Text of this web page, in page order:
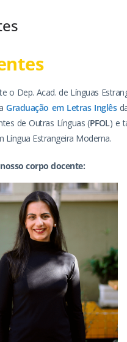
o Dep. Acad. de Línguas
Graduação em Letras Inglês
de Outras Línguas (PFOL) e
Língua Estrangeira Moderna.
corpo docente: